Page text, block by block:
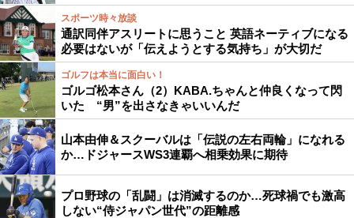
スポーツ時々放談
通訳同伴アスリートに思うこと 英語ネーティブになる
必要はないが「伝えようとする気持ち」が大切だ
ゴルフは本当に面白い！
ゴルゴ松本さん（2）KABA.ちゃんと仲良くなって閃
いた “男”を出さなきゃいいんだ
山本由伸＆スクーバルは「伝説の左右両輪」になれる
か…ドジャースWS3連覇へ相乗効果に期待
プロ野球の「乱闘」は消滅するのか…死球禍でも激高
しない“侍ジャパン世代”の距離感